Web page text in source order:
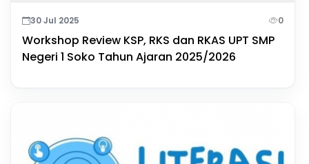
30 Jul 2025 0
Workshop Review KSP, RKS dan RKAS UPT SMP
Negeri 1 Soko Tahun Ajaran 2025/2026